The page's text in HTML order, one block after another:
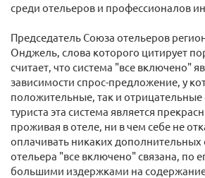
среди отельеров и профессионалов
Председатель Союза отельеров
Онджель, слова которого цитирует
считает, что система "все включено"
зависимости спрос-предложение, у
положительные, так и
туриста эта система является
проживая в отеле, ни в чем себе не
оплачивать никаких дополнительных
отельера "все включено" связана, по
большими издержками на